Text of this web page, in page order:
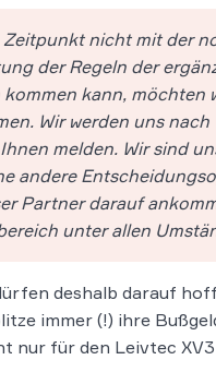
Zeitpunkt nicht mit der
der Regeln der
kann,
Wir werden uns
melden. Wir sind
andere
Partner darauf
unter allen
deshalb darauf
immer (!) ihre
nur für den Leivtec